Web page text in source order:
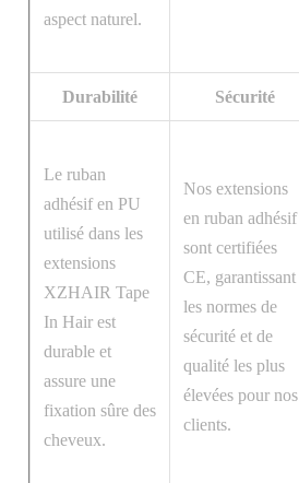
aspect naturel.
Durabilité Sécurité
Le ruban
adhésif en PU
utilisé dans les
extensions
XZHAIR Tape
In Hair est
durable et
assure une
fixation sûre des
cheveux.
Nos extensions
en ruban adhésif
sont certifiées
CE, garantissant
les normes de
sécurité et de
qualité les plus
élevées pour nos
clients.